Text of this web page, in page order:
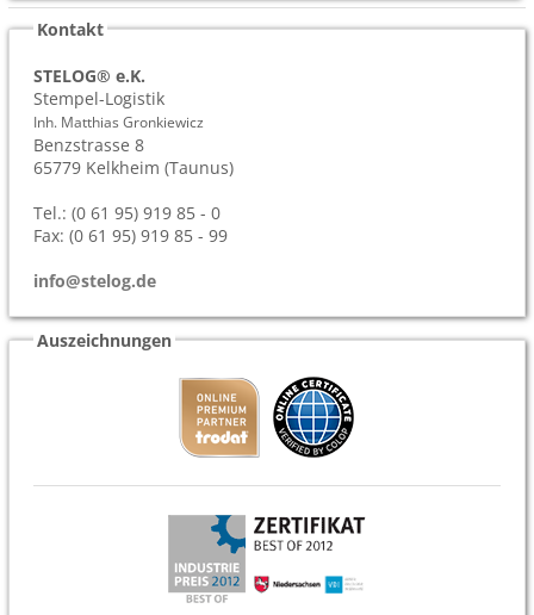
Kontakt
STELOG® e.K.
Stempel-Logistik
Inh. Matthias Gronkiewicz
Benzstrasse 8
65779 Kelkheim (Taunus)
Tel.: (0 61 95) 919 85 - 0
Fax: (0 61 95) 919 85 - 99
info@stelog.de
Auszeichnungen